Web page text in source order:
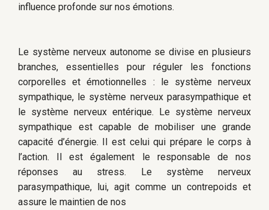
influence profonde sur nos émotions.
Le système nerveux autonome se divise en plusieurs
branches, essentielles pour réguler les fonctions
corporelles et émotionnelles : le système nerveux
sympathique, le système nerveux parasympathique et
le système nerveux entérique. Le système nerveux
sympathique est capable de mobiliser une grande
capacité d’énergie. Il est celui qui prépare le corps à
l’action. Il est également le responsable de nos
réponses au stress. Le système nerveux
parasympathique, lui, agit comme un contrepoids et
assure le maintien de nos